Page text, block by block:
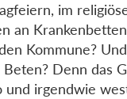
im
an
Kommune?
Beten? Denn das
und irgendwie